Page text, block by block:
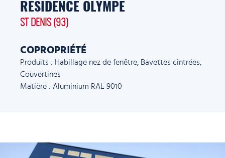
RÉSIDENCE OLYMPE
ST DENIS (93)
COPROPRIÉTÉ
Produits : Habillage nez de fenêtre, Bavettes cintrées,
Couvertines
Matière : Aluminium RAL 9010